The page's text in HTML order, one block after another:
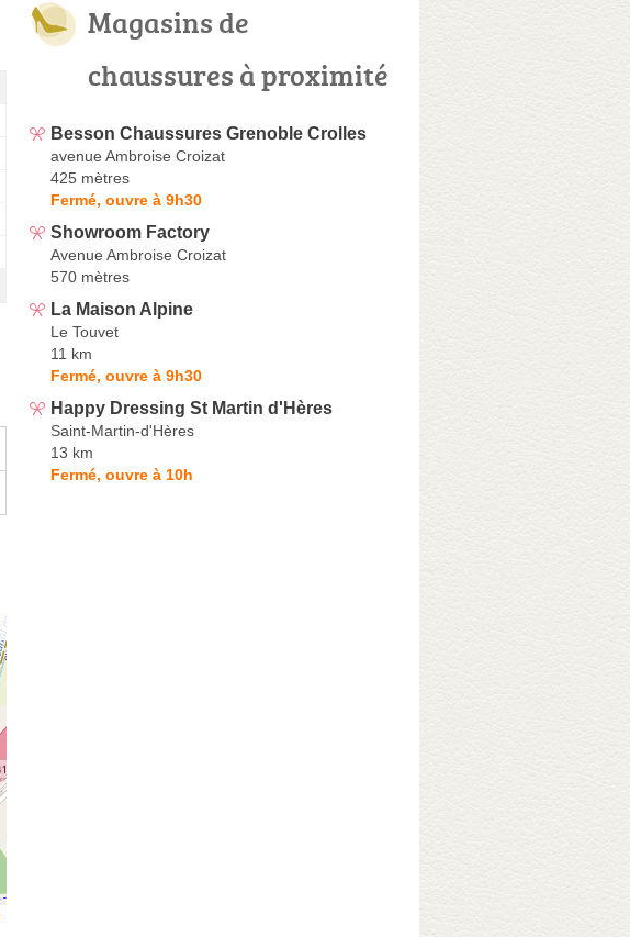
Magasins de
chaussures à proximité
Besson Chaussures Grenoble Crolles
avenue Ambroise Croizat
425 mètres
Fermé, ouvre à 9h30
Showroom Factory
Avenue Ambroise Croizat
570 mètres
La Maison Alpine
Le Touvet
11 km
Fermé, ouvre à 9h30
Happy Dressing St Martin d'Hères
Saint-Martin-d'Hères
13 km
Fermé, ouvre à 10h